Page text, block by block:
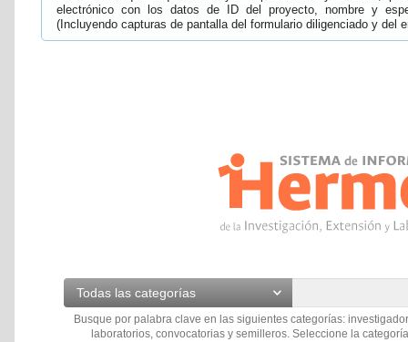
electrónico con los datos de ID del proyecto, nombre y
(Incluyendo capturas de pantalla del formulario diligenciado y del
Todas las categorías
Busque por palabra clave en las siguientes categorías:
laboratorios, convocatorias y semilleros. Seleccione la